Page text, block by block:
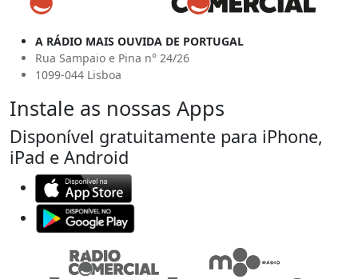
A RÁDIO MAIS OUVIDA DE PORTUGAL
Rua Sampaio e Pina n° 24/26
1099-044 Lisboa
Instale as nossas Apps
Disponível gratuitamente para iPhone,
iPad e Android